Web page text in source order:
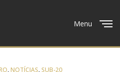
Menu
,NOTÍCIAS, SUB-20